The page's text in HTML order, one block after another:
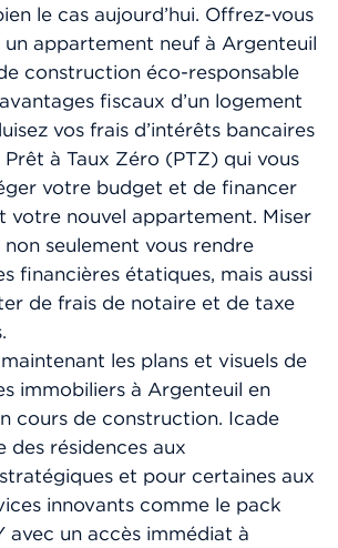
le cas aujourd’hui. Offrez-vous
appartement neuf à Argenteuil
construction éco-responsable
fiscaux d’un logement
vos frais d’intérêts bancaires
à Taux Zéro (PTZ) qui vous
votre budget et de financer
votre nouvel appartement. Miser
seulement vous rendre
financières étatiques, mais aussi
de frais de notaire et de taxe
les plans et visuels de
immobiliers à Argenteuil en
cours de construction. Icade
résidences aux
et pour certaines aux
innovants comme le pack
avec un accès immédiat à